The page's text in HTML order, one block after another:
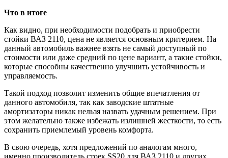
Что в итоге
Как видно, при необходимости подобрать и приобрести
стойки ВАЗ 2110, цена не является основным критерием. На
данный автомобиль важнее взять не самый доступный по
стоимости или даже средний по цене вариант, а такие стойки,
которые способны качественно улучшить устойчивость и
управляемость.
Такой подход позволит изменить общие впечатления от
данного автомобиля, так как заводские штатные
амортизаторы никак нельзя назвать удачным решением. При
этом желательно также избежать излишней жесткости, то есть
сохранить приемлемый уровень комфорта.
В свою очередь, хотя предложений по аналогам много,
именно производитель стоек SS20 для ВАЗ 2110 и других